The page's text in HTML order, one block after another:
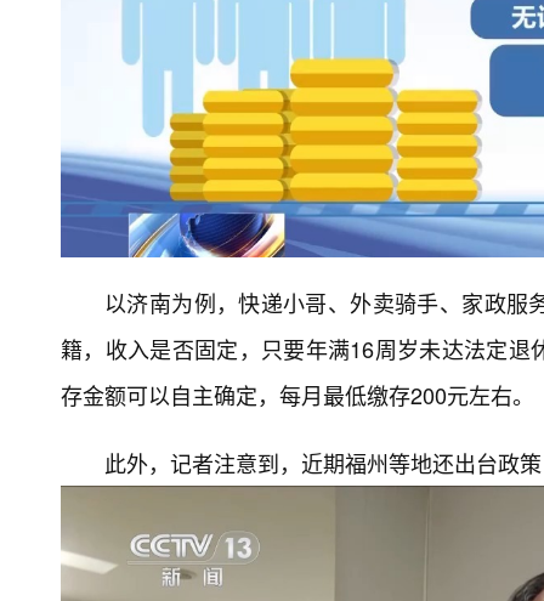
以济南为例，快递小哥、外卖骑手、家政
籍，收入是否固定，只要年满16周岁未达法定
存金额可以自主确定，每月最低缴存200元左右。
此外，记者注意到，近期福州等地还出台政